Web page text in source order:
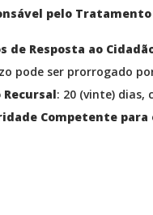
pelo Tratamento
de Resposta ao
pode ser prorrogado
Recursal: 20 (vinte) dias,
Competente para